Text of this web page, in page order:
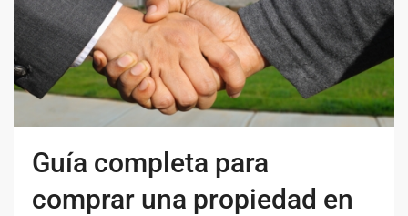
Guía completa para
comprar una propiedad en